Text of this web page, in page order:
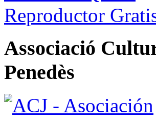
Reproductor
Associació
Penedès